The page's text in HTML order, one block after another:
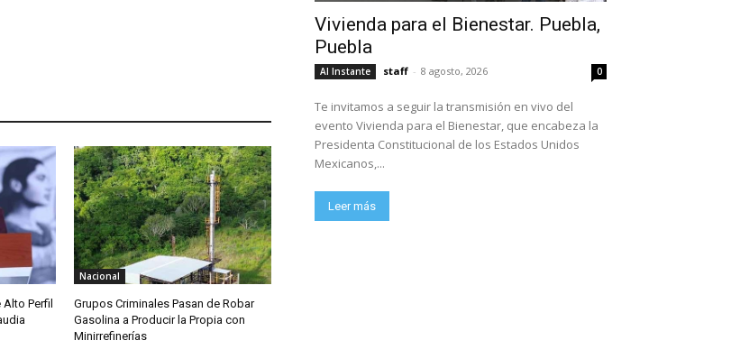
Perfil
Nacional
Grupos Criminales Pasan de Robar
Gasolina a Producir la Propia con
Minirrefinerías
Vivienda para el Bienestar. Puebla,
Puebla
Al Instante staff - 8 agosto, 2026 0
Te invitamos a seguir la transmisión en vivo del
evento Vivienda para el Bienestar, que encabeza la
Presidenta Constitucional de los Estados Unidos
Mexicanos,...
Leer más